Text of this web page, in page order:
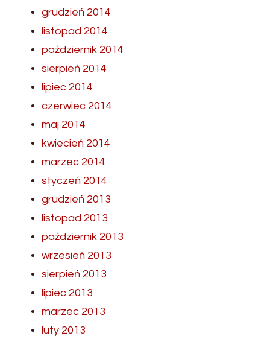
grudzień 2014
listopad 2014
październik 2014
sierpień 2014
lipiec 2014
czerwiec 2014
maj 2014
kwiecień 2014
marzec 2014
styczeń 2014
grudzień 2013
listopad 2013
październik 2013
wrzesień 2013
sierpień 2013
lipiec 2013
marzec 2013
luty 2013